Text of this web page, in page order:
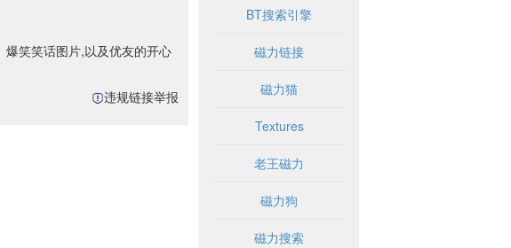
笑笑话图片,以及优友的开心
违规链接举报
BT搜索引擎
磁力链接
磁力猫
Textures
老王磁力
磁力狗
磁力搜索